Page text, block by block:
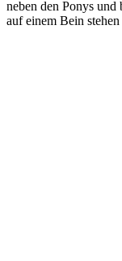
neben den Ponys und
auf einem Bein